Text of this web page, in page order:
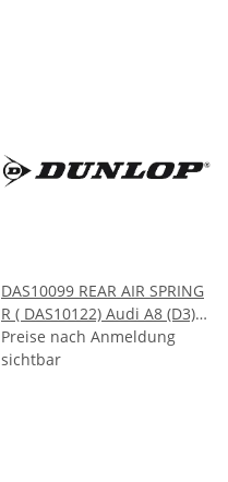
DAS10099 REAR AIR SPRING
R ( DAS10122) Audi A8 (D3)
2002-2010
Preise nach Anmeldung
sichtbar